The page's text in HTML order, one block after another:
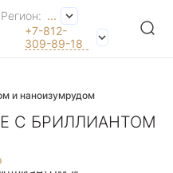
Регион: ...
+7-812-
309-89-18
и наноизумрудом
С БРИЛЛИАНТОМ